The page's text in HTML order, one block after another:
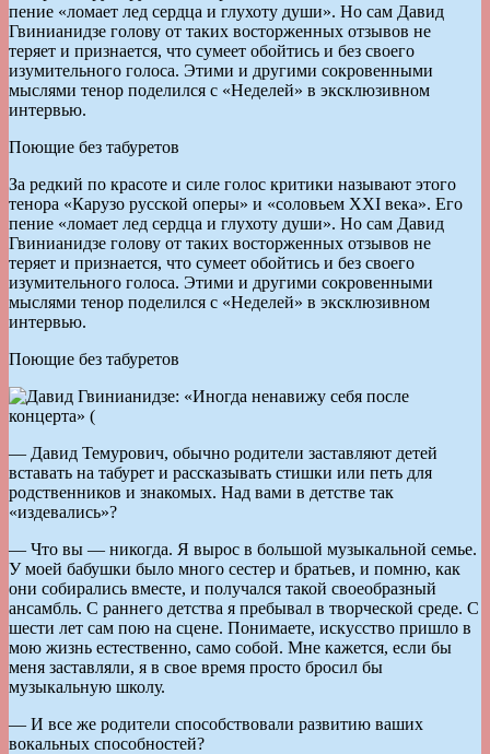
пение «ломает лед сердца и глухоту души». Но сам Давид
Гвинианидзе голову от таких восторженных отзывов не
теряет и признается, что сумеет обойтись и без своего
изумительного голоса. Этими и другими сокровенными
мыслями тенор поделился с «Неделей» в эксклюзивном
интервью.
Поющие без табуретов
За редкий по красоте и силе голос критики называют этого
тенора «Карузо русской оперы» и «соловьем XXI века». Его
пение «ломает лед сердца и глухоту души». Но сам Давид
Гвинианидзе голову от таких восторженных отзывов не
теряет и признается, что сумеет обойтись и без своего
изумительного голоса. Этими и другими сокровенными
мыслями тенор поделился с «Неделей» в эксклюзивном
интервью.
Поющие без табуретов
— Давид Темурович, обычно родители заставляют детей
вставать на табурет и рассказывать стишки или петь для
родственников и знакомых. Над вами в детстве так
«издевались»?
— Что вы — никогда. Я вырос в большой музыкальной семье.
У моей бабушки было много сестер и братьев, и помню, как
они собирались вместе, и получался такой своеобразный
ансамбль. С раннего детства я пребывал в творческой среде. С
шести лет сам пою на сцене. Понимаете, искусство пришло в
мою жизнь естественно, само собой. Мне кажется, если бы
меня заставляли, я в свое время просто бросил бы
музыкальную школу.
— И все же родители способствовали развитию ваших
вокальных способностей?